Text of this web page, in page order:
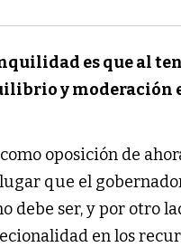
es que al
y moderación
oposición de
que el
debe ser, y por otro
en los